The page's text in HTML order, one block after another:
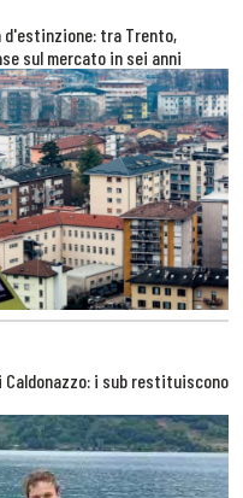
tra Trento,
sul mercato in sei anni
Caldonazzo: i sub restituiscono